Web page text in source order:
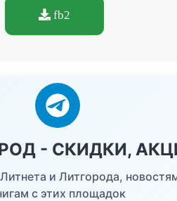
fb2
- СКИДКИ,
и Литгорода,
с этих площадок